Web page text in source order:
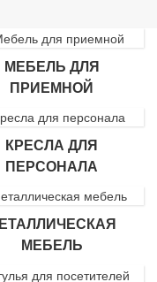
МЕБЕЛЬ ДЛЯ
ПРИЕМНОЙ
КРЕСЛА ДЛЯ
ПЕРСОНАЛА
МЕБЕЛЬ